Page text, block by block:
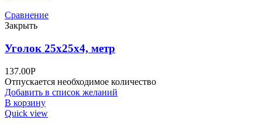
Сравнение
Закрыть
Уголок 25х25х4, метр
137.00Р
Отпускается необходимое количество
Добавить в список желаний
В корзину
Quick view